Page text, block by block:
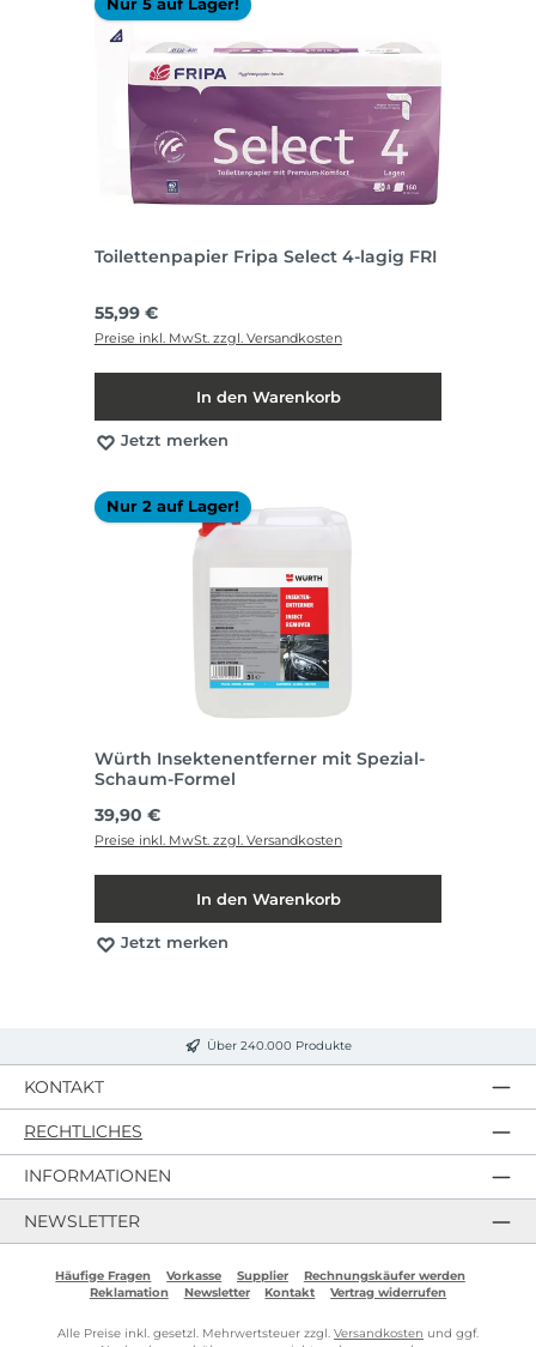
Nur 5 auf Lager!
Toilettenpapier Fripa Select 4-lagig FRI
Regulärer Preis:
55,99 €
Preise inkl. MwSt. zzgl. Versandkosten
In den Warenkorb
Jetzt merken
Nur 2 auf Lager!
Würth Insektenentferner mit Spezial-
Schaum-Formel
Regulärer Preis:
39,90 €
Preise inkl. MwSt. zzgl. Versandkosten
In den Warenkorb
Jetzt merken
Über 240.000 Produkte
KONTAKT
RECHTLICHES
INFORMATIONEN
NEWSLETTER
Häufige Fragen Vorkasse Supplier
Rechnungskäufer werden
Reklamation
Newsletter Kontakt Vertrag widerrufen
Alle Preise inkl. gesetzl. Mehrwertsteuer zzgl. Versandkosten und ggf.